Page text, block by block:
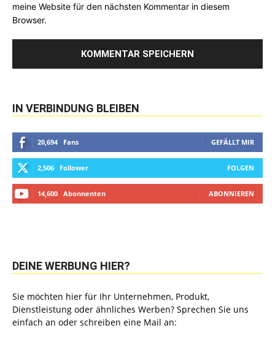
meine Website für den nächsten Kommentar in diesem
Browser.
IN VERBINDUNG BLEIBEN
20,694 Fans GEFÄLLT MIR
2,506 Follower FOLGEN
14,600 Abonnenten ABONNIEREN
DEINE WERBUNG HIER?
Sie möchten hier für Ihr Unternehmen, Produkt,
Dienstleistung oder ähnliches Werben? Sprechen Sie uns
einfach an oder schreiben eine Mail an: